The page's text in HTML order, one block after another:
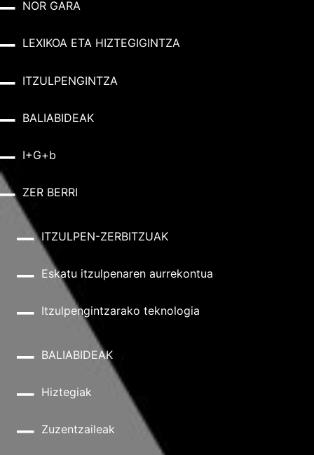
NOR GARA
LEXIKOA ETA HIZTEGIGINTZA
ITZULPENGINTZA
BALIABIDEAK
I+G+b
ZER BERRI
ITZULPEN-ZERBITZUAK
Eskatu itzulpenaren aurrekontua
Itzulpengintzarako teknologia
BALIABIDEAK
Hiztegiak
Zuzentzaileak